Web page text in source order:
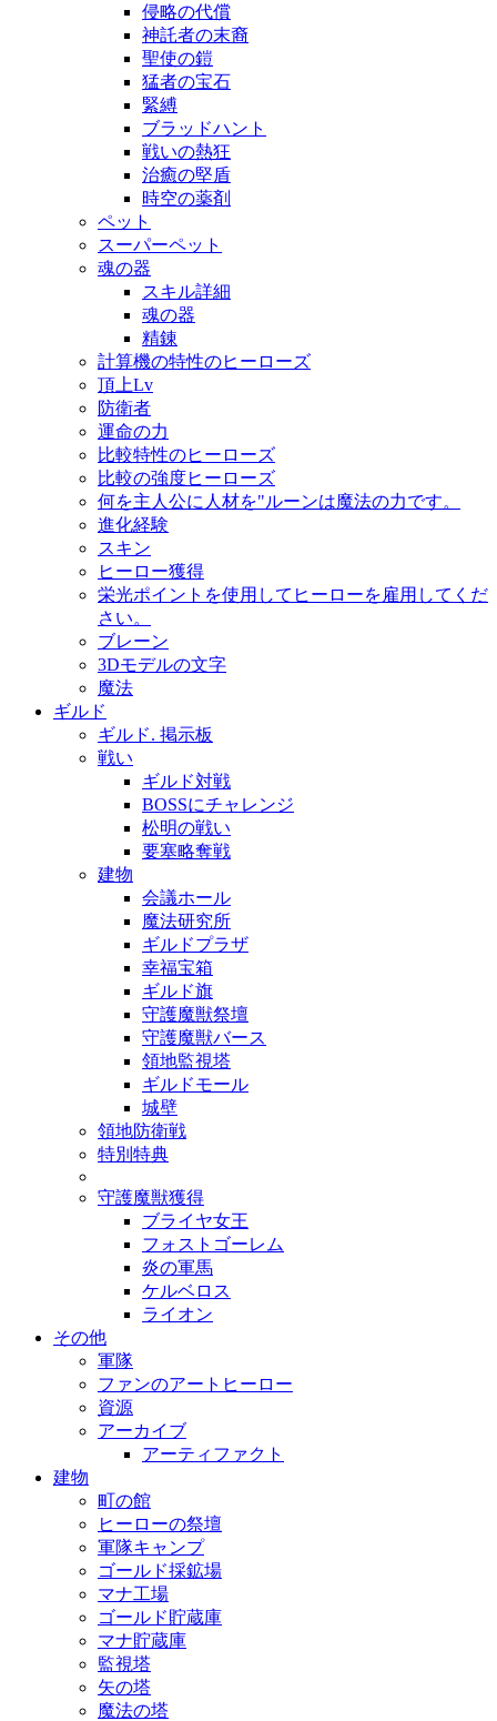
侵略の代償
神託者の末裔
聖使の鎧
猛者の宝石
緊縛
ブラッドハント
戦いの熱狂
治癒の堅盾
時空の薬剤
ペット
スーパーペット
魂の器
スキル詳細
魂の器
精錬
計算機の特性のヒーローズ
頂上Lv
防衛者
運命の力
比較特性のヒーローズ
比較の強度ヒーローズ
何を主人公に人材を"ルーンは魔法の力です。
進化経験
スキン
ヒーロー獲得
栄光ポイントを使用してヒーローを雇用してくだ
さい。
ブレーン
3Dモデルの文字
魔法
ギルド
ギルド. 掲示板
戦い
ギルド対戦
BOSSにチャレンジ
松明の戦い
要塞略奪戦
建物
会議ホール
魔法研究所
ギルドプラザ
幸福宝箱
ギルド旗
守護魔獣祭壇
守護魔獣バース
領地監視塔
ギルドモール
城壁
領地防衛戦
特別特典
守護魔獣獲得
ブライヤ女王
フォストゴーレム
炎の軍馬
ケルベロス
ライオン
その他
軍隊
ファンのアートヒーロー
資源
アーカイブ
アーティファクト
建物
町の館
ヒーローの祭壇
軍隊キャンプ
ゴールド採鉱場
マナ工場
ゴールド貯蔵庫
マナ貯蔵庫
監視塔
矢の塔
魔法の塔